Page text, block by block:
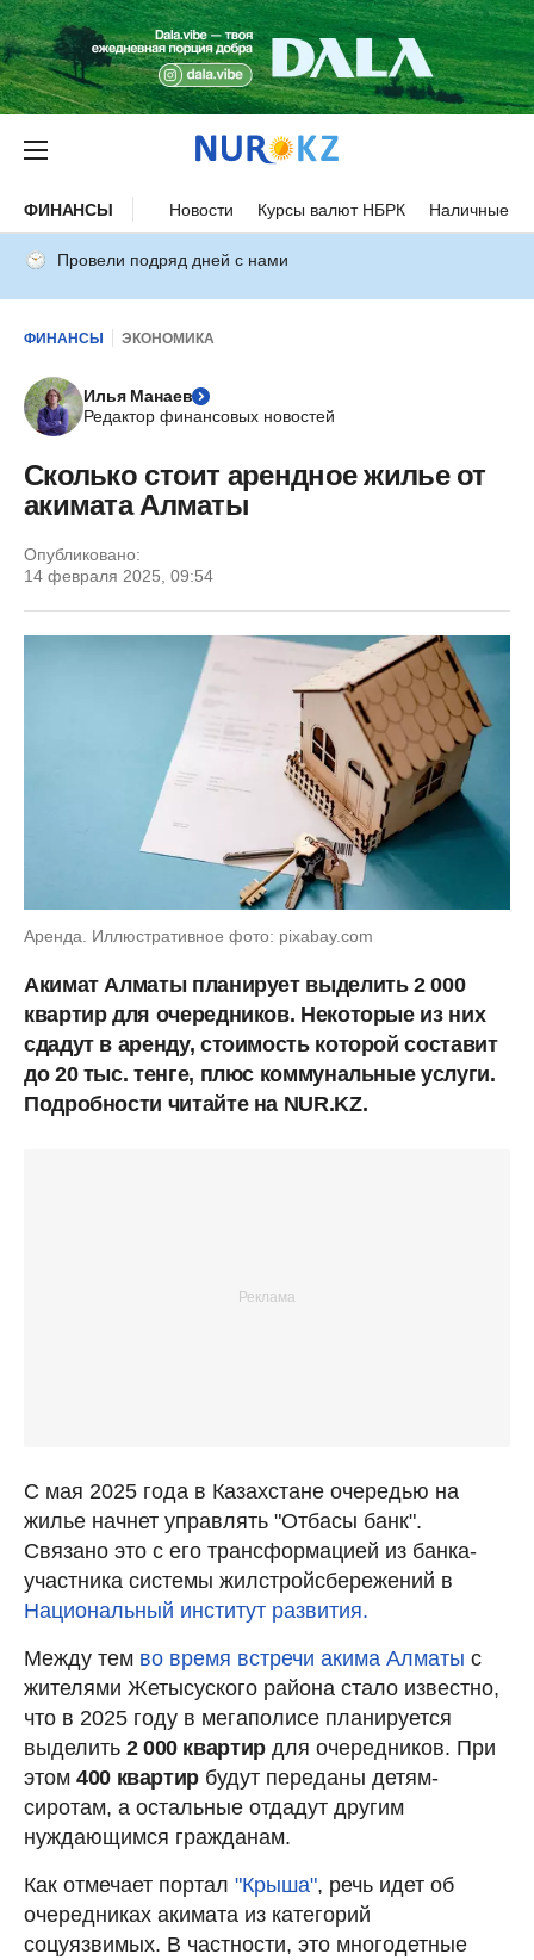
ФИНАНСЫ Новости Курсы валют НБРК Наличные
Провели подряд дней с нами
ФИНАНСЫ ЭКОНОМИКА
Илья Манаев
Редактор финансовых новостей
Сколько стоит арендное жилье от
акимата Алматы
Опубликовано:
14 февраля 2025, 09:54
Аренда. Иллюстративное фото: pixabay.com
Акимат Алматы планирует выделить 2 000
квартир для очередников. Некоторые из них
сдадут в аренду, стоимость которой составит
до 20 тыс. тенге, плюс коммунальные услуги.
Подробности читайте на NUR.KZ.
С мая 2025 года в Казахстане очередью на
жилье начнет управлять "Отбасы банк".
Связано это с его трансформацией из банка-
участника системы жилстройсбережений в
Национальный институт развития.
Между тем во время встречи акима Алматы с
жителями Жетысуского района стало известно,
что в 2025 году в мегаполисе планируется
выделить 2 000 квартир для очередников. При
этом 400 квартир будут переданы детям-
сиротам, а остальные отдадут другим
нуждающимся гражданам.
Как отмечает портал "Крыша", речь идет об
очередниках акимата из категорий
соцуязвимых. В частности, это многодетные